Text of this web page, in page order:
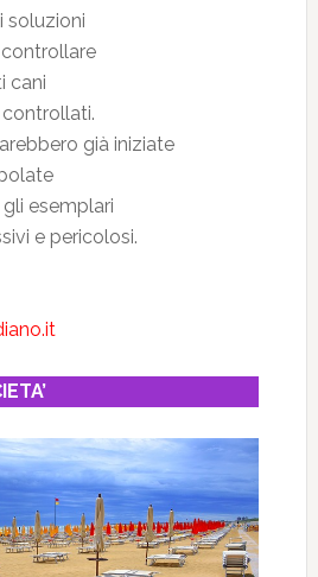
soluzioni
cani
già iniziate
esemplari
e pericolosi.